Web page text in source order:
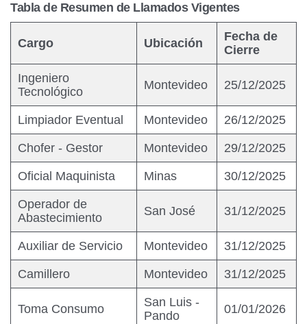
Tabla de Resumen de Llamados Vigentes
Cargo Ubicación
Fecha de
Cierre
Ingeniero
Tecnológico
Montevideo 25/12/2025
Limpiador Eventual Montevideo 26/12/2025
Chofer - Gestor Montevideo 29/12/2025
Oficial Maquinista Minas 30/12/2025
Operador de
Abastecimiento
San José 31/12/2025
Auxiliar de Servicio Montevideo 31/12/2025
Camillero Montevideo 31/12/2025
Toma Consumo
San Luis -
Pando
01/01/2026